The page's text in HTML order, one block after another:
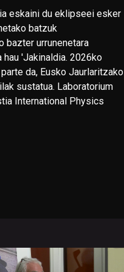
eskaini du eklipseei esker
batzuk
bazter urrunenetara
hau 'Jakinaldia. 2026ko
da, Eusko Jaurlaritzako
sustatua. Laboratorium
International Physics